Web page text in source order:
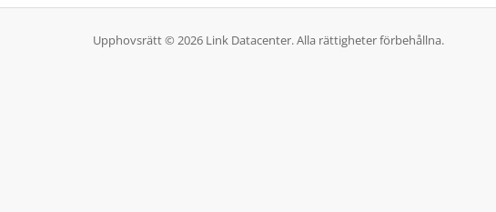
Upphovsrätt © 2026 Link Datacenter. Alla rättigheter förbehållna.